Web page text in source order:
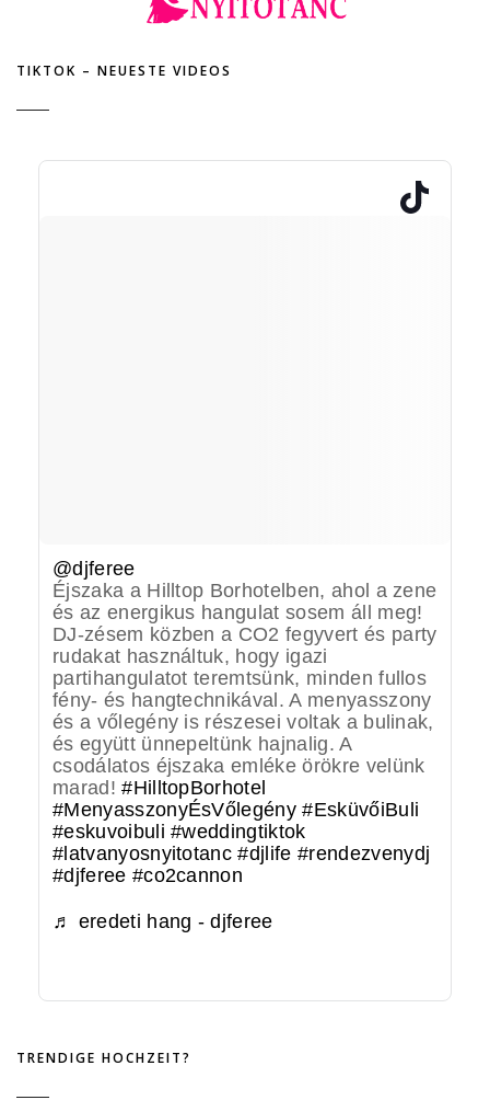
TIKTOK – NEUESTE VIDEOS
@djferee
Éjszaka a Hilltop Borhotelben, ahol a zene
és az energikus hangulat sosem áll meg!
DJ-zésem közben a CO2 fegyvert és party
rudakat használtuk, hogy igazi
partihangulatot teremtsünk, minden fullos
fény- és hangtechnikával. A menyasszony
és a vőlegény is részesei voltak a bulinak,
és együtt ünnepeltünk hajnalig. A
csodálatos éjszaka emléke örökre velünk
marad!#HilltopBorhotel
#MenyasszonyÉsVőlegény #EsküvőiBuli
#eskuvoibuli #weddingtiktok
#latvanyosnyitotanc #djlife #rendezvenydj
#djferee #co2cannon
♬ eredeti hang - djferee
TRENDIGE HOCHZEIT?